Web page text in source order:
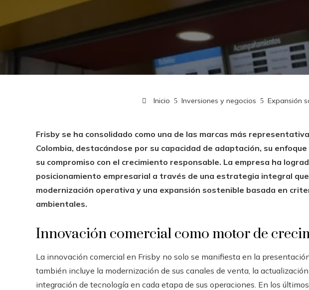
Inicio Inversiones y negocios Expansión
Frisby se ha consolidado como una de las marcas más
Colombia, destacándose por su capacidad de adaptación, su
su compromiso con el crecimiento responsable. La empresa ha
posicionamiento empresarial a través de una estrategia integral
modernización operativa y una expansión sostenible basada en
ambientales.
Innovación comercial como motor de
La innovación comercial en Frisby no solo se manifiesta en la
también incluye la modernización de sus canales de venta, la
integración de tecnología en cada etapa de sus operaciones. En los